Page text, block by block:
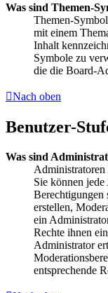
Was sind Themen-
Themen-
mit einem
Inhalt
Symbole zu
die die Board-
Nach oben
Benutzer-
Was sind
Administratoren
Sie können
Berechtigungen
erstellen,
ein
Rechte ihnen
Administrator
entsprechende